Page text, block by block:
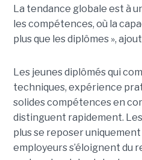
La tendance globale est à
les compétences, où la
plus que les diplômes »,
Les jeunes diplômés qui
techniques, expérience
solides compétences en
distinguent rapidement.
plus se reposer uniquement
employeurs s’éloignent du